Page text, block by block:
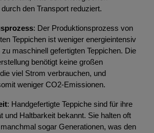
den Transport reduziert.
: Der Produktionsprozess von
Teppichen ist weniger energieintensiv
zu maschinell gefertigten Teppichen. Die
benötigt keine großen
viel Strom verbrauchen, und
weniger CO2-Emissionen.
: Handgefertigte Teppiche sind für ihre
und Haltbarkeit bekannt. Sie halten oft
sogar Generationen, was den